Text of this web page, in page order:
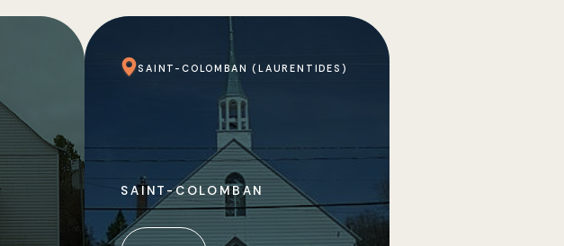
SAINT-COLOMBAN (LAURENTIDES)
SAINT-COLOMBAN